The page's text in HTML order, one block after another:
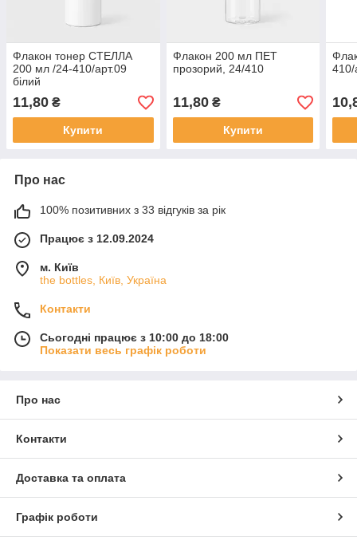
Флакон тонер СТЕЛЛА
200 мл /24-410/арт.09
білий
11,80 ₴
Купити
Флакон 200 мл ПET
прозорий, 24/410
11,80₴
Купити
410/
Про нас
100% позитивних з 33 відгуків за рік
Працює з 12.09.2024
м. Київ
the bottles, Київ, Україна
Контакти
Сьогодні працює з 10:00 до 18:00
Показати весь графік роботи
Про нас
Контакти
Доставка та оплата
Графік роботи